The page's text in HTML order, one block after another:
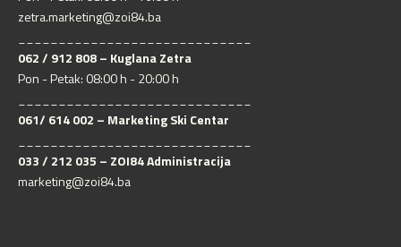
zetra.marketing@zoi84.ba
062 / 912 808 – Kuglana Zetra
Pon - Petak: 08:00 h - 20:00 h
061/ 614 002 – Marketing Ski Centar
033 / 212 035 – ZOI84 Administracija
marketing@zoi84.ba